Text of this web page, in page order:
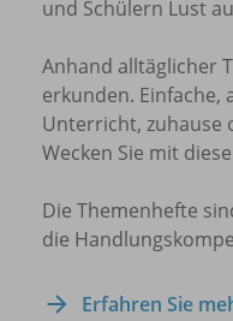
und Schülern Lust
Anhand alltäglicher
erkunden. Einfache,
Unterricht, zuhause
Wecken Sie mit
Die Themenhefte
die
Erfahren Sie